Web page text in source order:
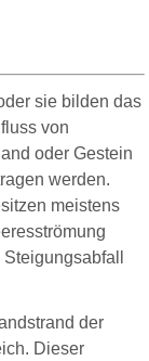
sie bilden das
von
oder Gestein
werden.
meistens
der
Dieser